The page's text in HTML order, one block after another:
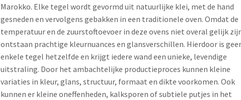
Marokko. Elke tegel wordt gevormd uit natuurlijke klei, met de hand
gesneden en vervolgens gebakken in een traditionele oven. Omdat de
temperatuur en de zuurstoftoevoer in deze ovens niet overal gelijk
ontstaan prachtige kleurnuances en glansverschillen. Hierdoor is
enkele tegel hetzelfde en krijgt iedere wand een unieke, levendige
uitstraling. Door het ambachtelijke productieproces kunnen kleine
variaties in kleur, glans, structuur, formaat en dikte voorkomen. Ook
kunnen er kleine oneffenheden, kalksporen of subtiele putjes in het